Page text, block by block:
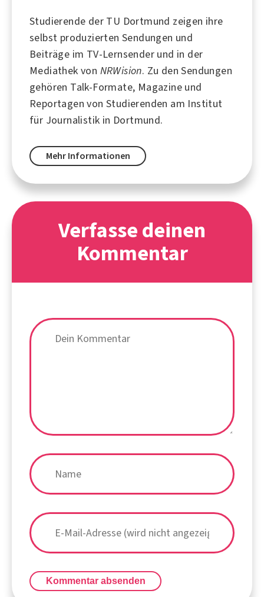
Studierende der TU Dortmund zeigen ihre
selbst produzierten Sendungen und
Beiträge im TV-Lernsender und in der
Mediathek von NRWision. Zu den Sendungen
gehören Talk-Formate, Magazine und
Reportagen von Studierenden am Institut
für Journalistik in Dortmund.
Mehr Informationen
Verfasse deinen
Kommentar
Kommentar absenden